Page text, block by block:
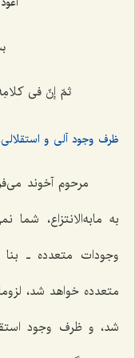
ثمّ إنّ فی
ظرف وجود آلی و
مرحوم آخوند
به مابه‌الانتزاع، شما
وجودات متعدده ـ
متعدده خواهد شد،
شد، و ظرف وجود